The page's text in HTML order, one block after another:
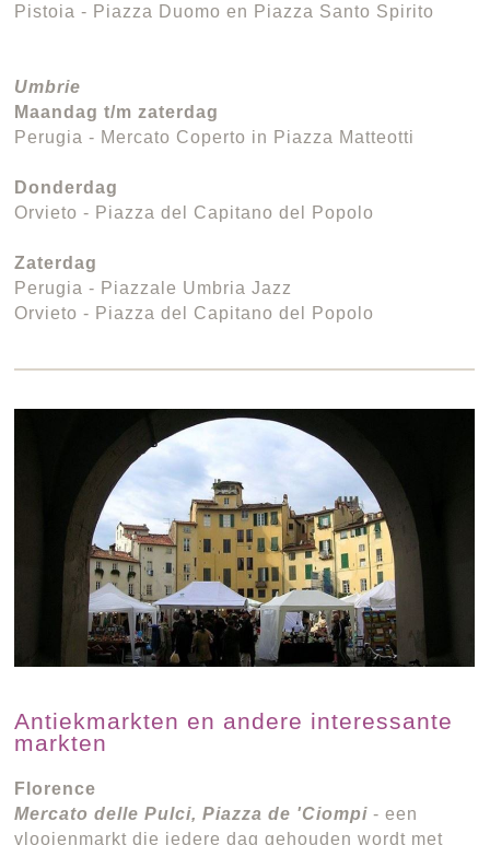
Pistoia - Piazza Duomo en Piazza Santo Spirito
Umbrie
Maandag t/m zaterdag
Perugia - Mercato Coperto in Piazza Matteotti
Donderdag
Orvieto - Piazza del Capitano del Popolo
Zaterdag
Perugia - Piazzale Umbria Jazz
Orvieto - Piazza del Capitano del Popolo
Antiekmarkten en andere interessante
markten
Florence
Mercato delle Pulci, Piazza de 'Ciompi - een
vlooienmarkt die iedere dag gehouden wordt met